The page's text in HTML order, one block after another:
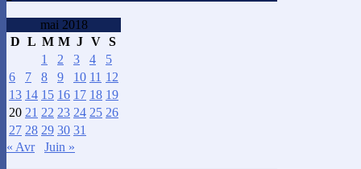
mai 2018
D L M M J V S
1
2 3 4
5
6
7 8 9 10 11 12
13 14 15 16 17 18 19
20 21 22 23 24 25 26
27 28 29 30 31
« Avr
Juin »